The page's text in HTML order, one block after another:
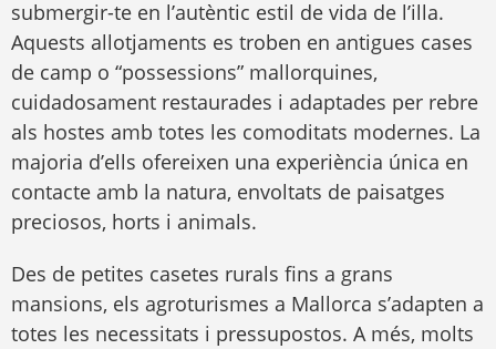
submergir-te en l’autèntic estil de vida de l’illa.
Aquests allotjaments es troben en antigues cases
de camp o “possessions” mallorquines,
cuidadosament restaurades i adaptades per rebre
als hostes amb totes les comoditats modernes. La
majoria d’ells ofereixen una experiència única en
contacte amb la natura, envoltats de paisatges
preciosos, horts i animals.
Des de petites casetes rurals fins a grans
mansions, els agroturismes a Mallorca s’adapten a
totes les necessitats i pressupostos. A més, molts